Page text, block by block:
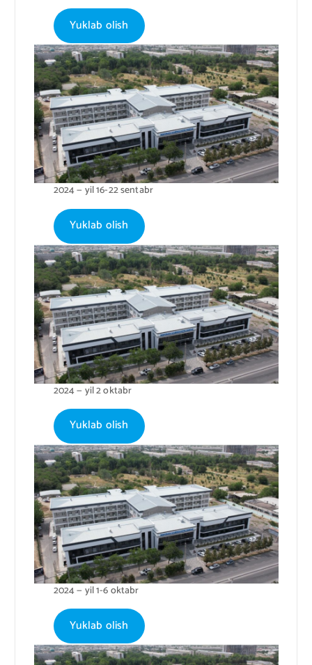
Yuklab olish
2024 — yil 16-22 sentabr
Yuklab olish
2024 — yil 2 oktabr
Yuklab olish
2024 — yil 1-6 oktabr
Yuklab olish